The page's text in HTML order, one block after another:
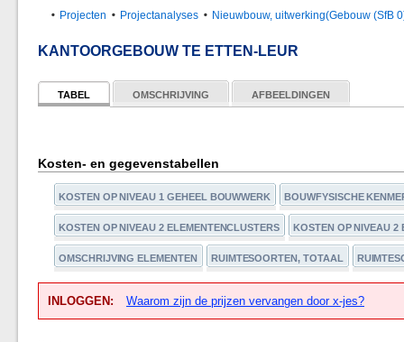
Projecten Projectanalyses Nieuwbouw, uitwerking(Gebouw (SfB
KANTOORGEBOUW TE ETTEN-LEUR
TABEL OMSCHRIJVING AFBEELDINGEN
Kosten- en gegevenstabellen
KOSTEN OP NIVEAU 1 GEHEEL BOUWWERK BOUWFYSISCHE
KOSTEN OP NIVEAU 2 ELEMENTENCLUSTERS KOSTEN OP NIVEAU 2
OMSCHRIJVING ELEMENTEN RUIMTESOORTEN, TOTAAL
INLOGGEN: Waarom zijn de prijzen vervangen door x-jes?